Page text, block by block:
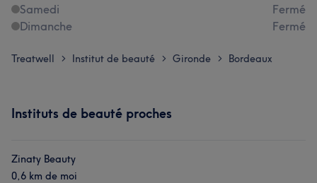
Samedi
Fermé
Dimanche
Fermé
Treatwell > Institut de beauté > Gironde > Bordeaux
Instituts de beauté proches
Zinaty Beauty
0,6 km de moi